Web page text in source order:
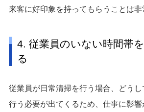
来客に好印象を持ってもらうことは非
4. 従業員のいない時間帯
る
従業員が日常清掃を行う場合、どう
行う必要が出てくるため、仕事に影